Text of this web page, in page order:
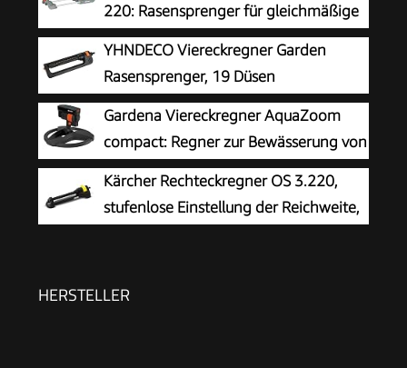
220: Rasensprenger für gleichmäßige
Flächenbewässerung von 90 -220 m²,
Reichweite 7-17 m, Sprengweite max. 13 m,
wartungsfrei dank Edelstahl-Schmutzsieb (2082-
20)
YHNDECO Viereckregner Garden
Rasensprenger, 19 Düsen
Rasensprenger Garden zur
Bewässerung von Flächen von 110-250 m²,
Comfort Rasensprinkler Metall Rasen Sprenger
mit integrierter Metallfilter
Gardena Viereckregner AquaZoom
compact: Regner zur Bewässerung von
Nutzflächen von 9-216 m², Reichweite 3-18 m,
Sprengweite 3-12 m, integrierter Innenfilter
(18708-20)
Kärcher Rechteckregner OS 3.220,
stufenlose Einstellung der Reichweite,
schwarz
HERSTELLER